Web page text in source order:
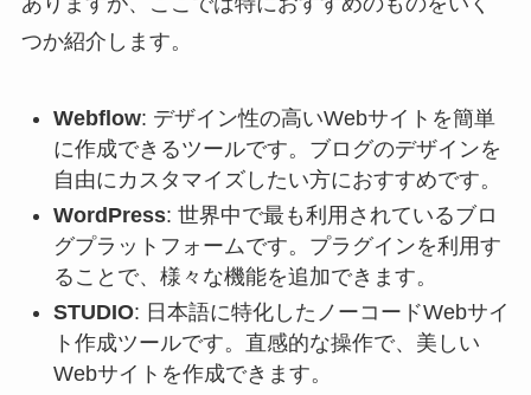
つか紹介します。
Webflow: デザイン性の高いWebサイトを簡単
に作成できるツールです。ブログのデザインを
自由にカスタマイズしたい方におすすめです。
WordPress: 世界中で最も利用されているブロ
グプラットフォームです。プラグインを利用す
ることで、様々な機能を追加できます。
STUDIO: 日本語に特化したノーコードWebサイ
ト作成ツールです。直感的な操作で、美しい
Webサイトを作成できます。